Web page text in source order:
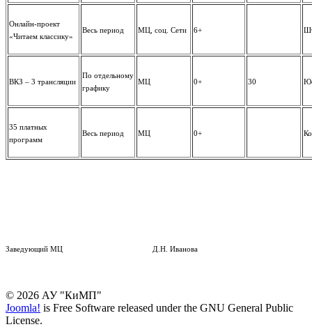
Онлайн-проект
«Читаем классику»
Весь период МЦ, соц. Сети 6+
ВКЗ – 3 трансляции
По отдельному
графику
МЦ 0+ 30
35 платных
программ
Весь период МЦ 0+
Заведующий МЦ Д.Н. Иванова
© 2026 АУ "КиМП"
Joomla! is Free Software released under the GNU General Public
License.